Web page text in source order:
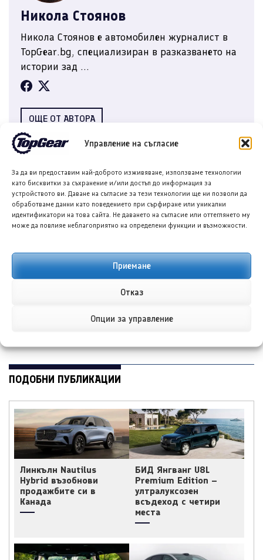
Управление на съгласие
За да ви предоставим най-доброто изживяване, използваме технологии
като бисквитки за съхранение и/или достъп до информация за
устройството ви. Даване на съгласие за тези технологии ще ни позволи да
обработваме данни като поведението при сърфиране или уникални
идентификатори на това сайта. Не даването на съгласие или оттеглянето му
може да повлияе неблагоприятно на определени функции и възможности.
Приемане
Отказ
Опции за управление
Никола Стоянов
Никола Стоянов е автомобилен журналист в
TopGear.bg, специализиран в разказването на
истории зад ...
ОЩЕ ОТ АВТОРА
ПРЕДИШНА/СЛЕДВАЩА
РивианОС 2.0: Бързината е
погребе собствената си
ПОДОБНИ ПУБЛИКАЦИИ
Линкълн Nautilus
Hybrid възобнови
продажбите си в
Канада
БИД Янгванг U8L
Premium Edition –
ултралуксозен
всъдеход с четири
места